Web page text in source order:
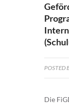
POSTED
Die